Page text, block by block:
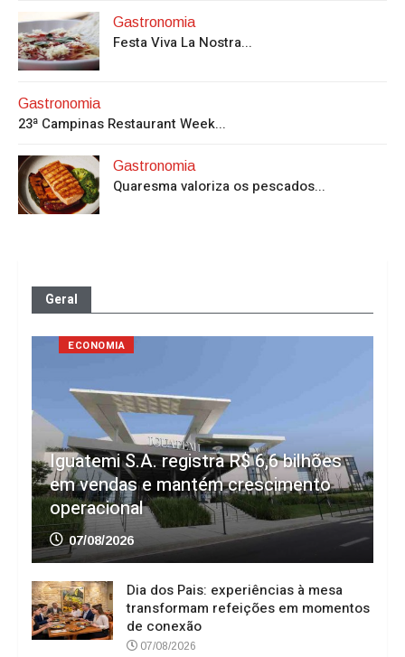
Gastronomia
Festa Viva La Nostra...
Gastronomia
23ª Campinas Restaurant Week...
Gastronomia
Quaresma valoriza os pescados...
Geral
ECONOMIA
Iguatemi S.A. registra R$ 6,6 bilhões
em vendas e mantém crescimento
operacional
07/08/2026
Dia dos Pais: experiências à mesa
transformam refeições em momentos
de conexão
07/08/2026